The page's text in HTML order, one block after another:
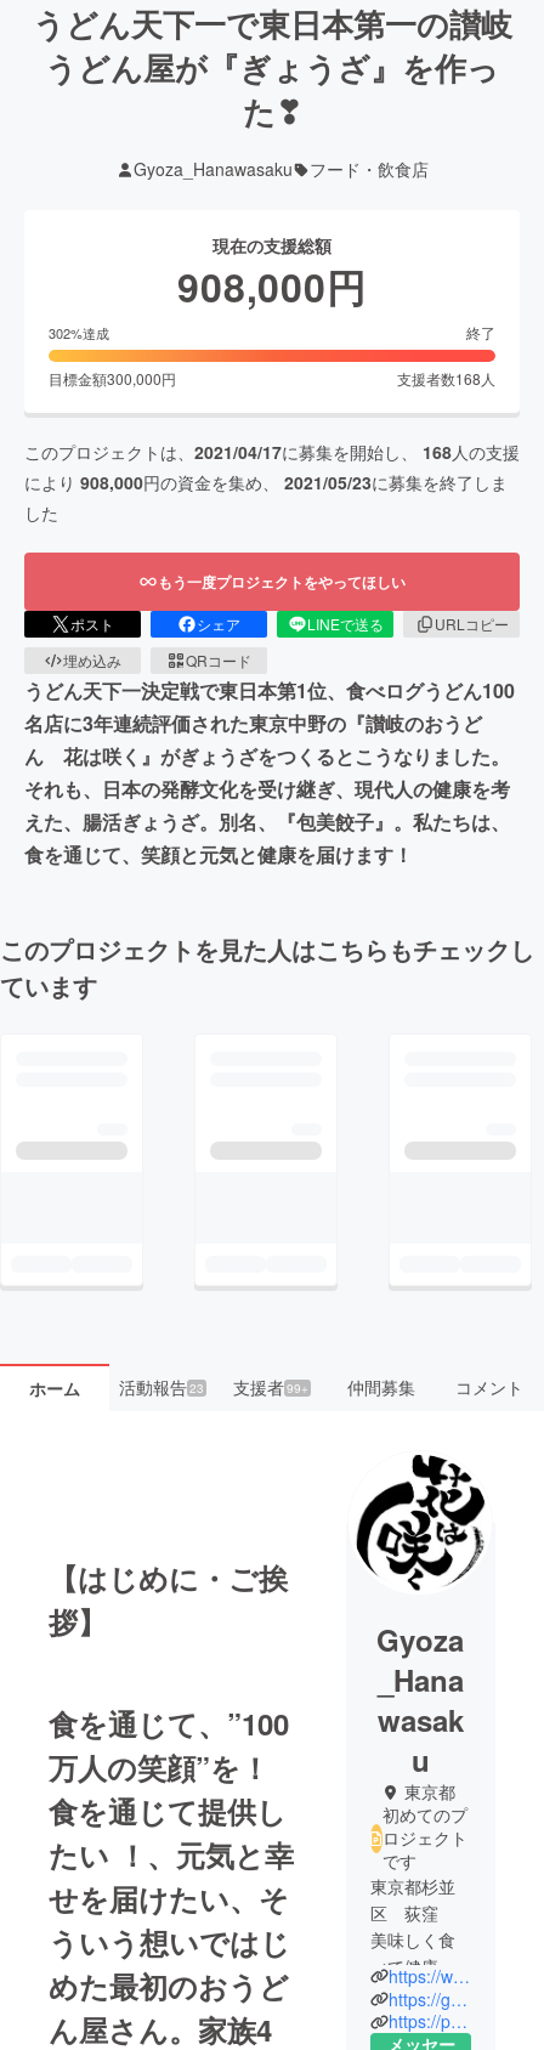
うどん天下一で東日本第一の讃岐
うどん屋が『ぎょうざ』を作っ
た❣
Gyoza_Hanawasaku フード・飲食店
現在の支援総額
908,000円
302%達成 終了
目標金額300,000円 支援者数168人
このプロジェクトは、 2021/04/17に募集を開始し、 168人の支援
により 908,000円の資金を集め、 2021/05/23に募集を終了しま
した
もう一度プロジェクトをやってほしい
ポスト シェア LINEで送る
URLコピー
埋め込み
QRコード
うどん天下一決定戦で東日本第1位、食べログうどん100
名店に3年連続評価された東京中野の『讃岐のおうど
ん 花は咲く』がぎょうざをつくるとこうなりました。
それも、日本の発酵文化を受け継ぎ、現代人の健康を考
えた、腸活ぎょうざ。別名、『包美餃子』。私たちは、
食を通じて、笑顔と元気と健康を届けます！
このプロジェクトを見た人はこちらもチェックし
ています
ホーム 活動報告23 支援者99+ 仲間募集 コメント
【はじめに・ご挨
拶】
食を通じて、”100
万人の笑顔”を！
食を通じて提供し
たい ！、元気と幸
せを届けたい、そ
ういう想いではじ
めた最初のおうど
ん屋さん。家族4
Gyoza
_Hana
wasak
u
東京都
初めてのプ
ロジェクト
です
東京都杉並
区 荻窪
美味しく食
べて健康
に！
をテーマに
https://www.facebook.com/%E9%A4%83%E5%AD%90%E3%81%AE%E8%8A%B1%E3%81%AF%E5%92%B2%E3%81%8F-%E8%8D%BB%E7%AA%AA%E5%BA%97-178718293062329
https://gyouza8739.base.shop/
https://peraichi.com/landing_pages/view/hanahasakugyouza
メッセー